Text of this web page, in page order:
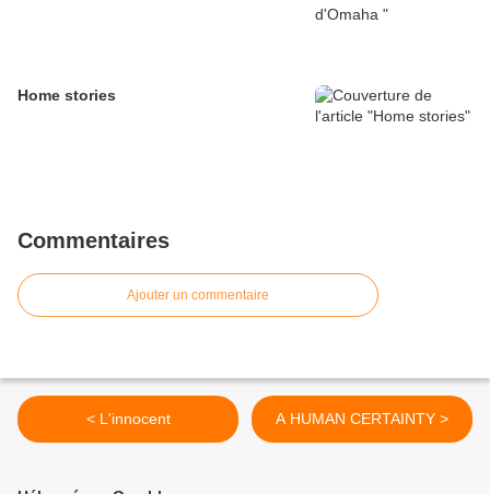
Home stories
Commentaires
Ajouter un commentaire
< L'innocent A HUMAN CERTAINTY >